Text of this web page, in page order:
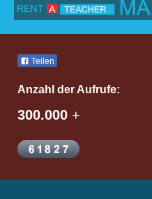
Teilen
Anzahl der Aufrufe:
300.000 +